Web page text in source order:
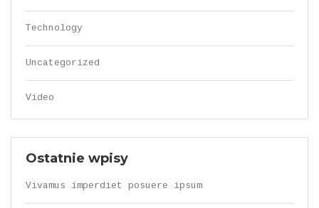
Technology
Uncategorized
Video
Ostatnie wpisy
Vivamus imperdiet posuere ipsum